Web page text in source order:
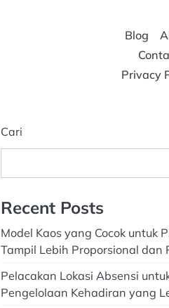
Blog
Privacy
Cari
Recent Posts
Model Kaos yang Cocok untuk
Tampil Lebih Proporsional dan
Pelacakan Lokasi Absensi
Pengelolaan Kehadiran yang